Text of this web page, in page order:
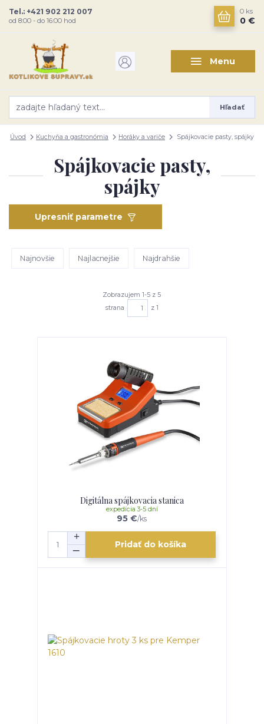
Menu
Hľadať
Tel.: +421 902 212 007
od 8:00 - do 16:00 hod
0 ks
0 €
Úvod Kuchyňa a gastronómia Horáky a variče Spájkovacie pasty, spájky
Spájkovacie pasty,
spájky
Upresniť parametre
Najnovšie Najlacnejšie Najdrahšie
Zobrazujem 1-5 z 5
strana
z 1
Digitálna spájkovacia stanica
95 €/ks
expedícia 3-5 dní
Pridať do košíka